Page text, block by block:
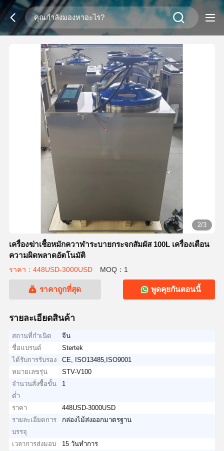
2/3
เครื่องฆ่าเชื้อหมักควาฬาระบายกระจกสัมผัส 100L เครื่องเตือน
ความผิดพลาดอัตโนมัติ
ราคา：448USD-3000USD MOQ：1
ราคาถูกที่สุด พูดคุยกันตอนนี้
รายละเอียดสินค้า
สถานที่กำเนิด
จีน
ชื่อแบรนด์
Stertek
ได้รับการรับรอง
CE, ISO13485,ISO9001
หมายเลขรุ่น
STV-V100
จำนวนสั่งซื้อขั้น
ต่ำ
1
ราคา
448USD-3000USD
รายละเอียดการ
บรรจุ
กล่องไม้ส่งออกมาตรฐาน
เวลาการส่งมอบ
15 วันทำการ